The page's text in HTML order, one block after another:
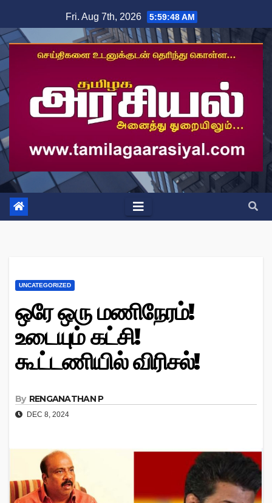
to
content
Fri. Aug 7th, 2026 5:59:49 AM
UNCATEGORIZED
ஒரே ஒரு மணிநேரம்!
உடையும் கட்சி!
கூட்டணியில் விரிசல்!
By RENGANATHAN P
DEC 8, 2024